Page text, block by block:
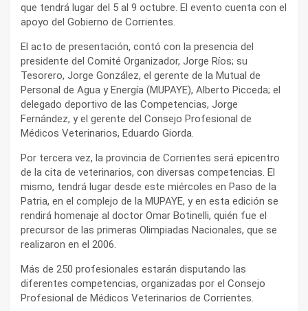
que tendrá lugar del 5 al 9 octubre. El evento cuenta con el
apoyo del Gobierno de Corrientes.
El acto de presentación, contó con la presencia del
presidente del Comité Organizador, Jorge Ríos; su
Tesorero, Jorge González, el gerente de la Mutual de
Personal de Agua y Energía (MUPAYE), Alberto Picceda; el
delegado deportivo de las Competencias, Jorge
Fernández, y el gerente del Consejo Profesional de
Médicos Veterinarios, Eduardo Giorda.
Por tercera vez, la provincia de Corrientes será epicentro
de la cita de veterinarios, con diversas competencias. El
mismo, tendrá lugar desde este miércoles en Paso de la
Patria, en el complejo de la MUPAYE, y en esta edición se
rendirá homenaje al doctor Omar Botinelli, quién fue el
precursor de las primeras Olimpiadas Nacionales, que se
realizaron en el 2006.
Más de 250 profesionales estarán disputando las
diferentes competencias, organizadas por el Consejo
Profesional de Médicos Veterinarios de Corrientes.